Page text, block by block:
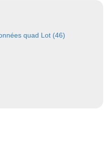
quad Lot (46)